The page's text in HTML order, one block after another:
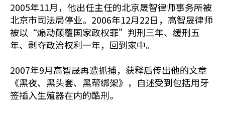
2005年11月，他出任主任的北京晟智律师事务所被
北京市司法局停业。2006年12月22日，高智晟律师
被以“煽动颠覆国家政权罪”判刑三年、缓刑五
年、剥夺政治权利一年，回到家中。
2007年9月高智晟再遭抓捕，获释后传出他的文章
《黑夜、黑头套、黑帮绑架》，自述受到包括用牙
签插入生殖器在内的酷刑。